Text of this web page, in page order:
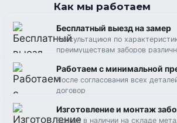
Как мы работаем
Бесплатный выезд на замер
Консультациюя по
преимуществам заборов
Работаем c минимальной
После согласования всех
договор
Изготовление и монтаж
Всегда в наличии на складе